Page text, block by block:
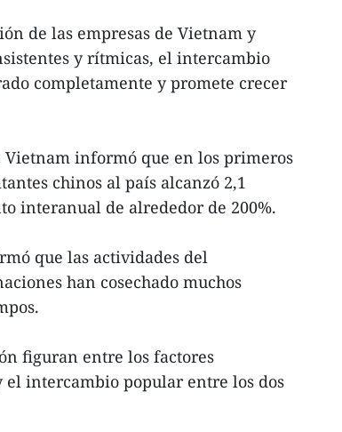
de las empresas de Vietnam y
y rítmicas, el intercambio
completamente y promete crecer
informó que en los primeros
chinos al país alcanzó 2,1
interanual de alrededor de 200%.
que las actividades del
han cosechado muchos
figuran entre los factores
intercambio popular entre los dos